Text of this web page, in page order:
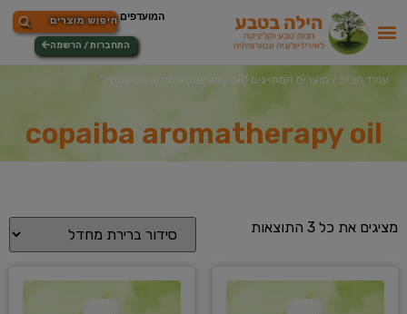
התחברות / הרשמה
עמוד הבית / מוצרים המתויגים “copaiba aromatherapy oil”
copaiba aromatherapy oil
מציגים את כל ⁦3⁩ התוצאות